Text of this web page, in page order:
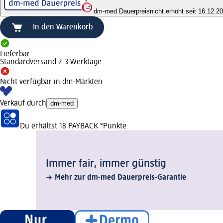
dm-med Dauerpreisnicht erhöht seit
In den Warenkorb
Lieferbar
Standardversand 2-3 Werktage
Nicht verfügbar in dm-Märkten
Verkauf durch dm-med
Du erhältst 18 PAYBACK °Punkte
Immer fair,­ immer günstig
Mehr zur dm-med Dauerpreis-Garantie